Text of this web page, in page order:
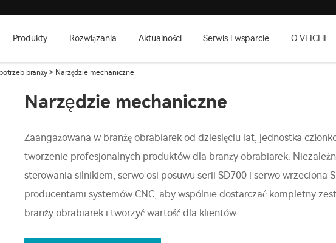
Produkty Rozwiązania Aktualności Serwis i wsparcie O VEICHI
branży > Narzędzie mechaniczne
Narzędzie mechaniczne
Zaangażowana w branżę obrabiarek od dziesięciu lat, jednostka
tworzenie profesjonalnych produktów dla branży obrabiarek.
sterowania silnikiem, serwo osi posuwu serii SD700 i serwo wrzeciona
producentami systemów CNC, aby wspólnie dostarczać kompletny
branży obrabiarek i tworzyć wartość dla klientów.